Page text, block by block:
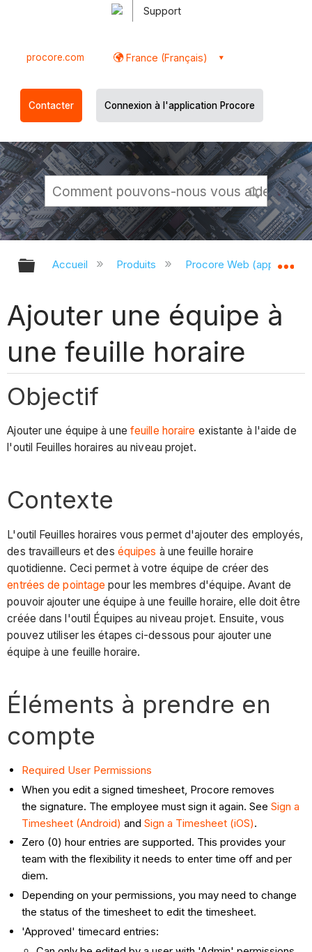
Support
procore.com France (Français)
Contacter Connexion à l'application Procore
Développer/réduire la hiérarchie
Accueil Produits Procore Web
Ajouter une équipe à
une feuille horaire
Objectif
Ajouter une équipe à une feuille horaire existante à l'aide de
l'outil Feuilles horaires au niveau projet.
Contexte
L'outil Feuilles horaires vous permet d'ajouter des employés,
des travailleurs et des équipes à une feuille horaire
quotidienne. Ceci permet à votre équipe de créer des
entrées de pointage pour les membres d'équipe. Avant de
pouvoir ajouter une équipe à une feuille horaire, elle doit être
créée dans l'outil Équipes au niveau projet. Ensuite, vous
pouvez utiliser les étapes ci-dessous pour ajouter une
équipe à une feuille horaire.
Éléments à prendre en
compte
Required User Permissions
When you edit a signed timesheet, Procore removes
the signature. The employee must sign it again. SeeSign a
Timesheet (Android) andSign a Timesheet (iOS).
Zero (0) hour entries are supported. This provides your
team with the flexibility it needs to enter time off and per
diem.
Depending on your permissions, you may need to change
the status of the timesheet to edit the timesheet.
'Approved' timecard entries: